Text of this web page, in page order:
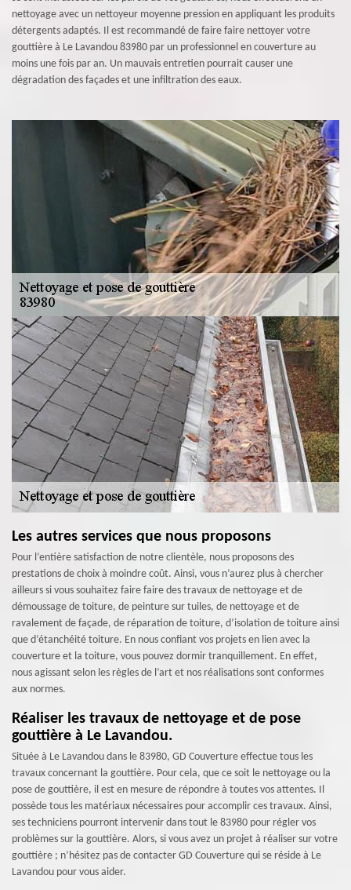
nettoyage avec un nettoyeur moyenne pression en appliquant les produits
détergents adaptés. Il est recommandé de faire faire nettoyer votre
gouttière à Le Lavandou 83980 par un professionnel en couverture au
moins une fois par an. Un mauvais entretien pourrait causer une
dégradation des façades et une infiltration des eaux.
Les autres services que nous proposons
Pour l’entière satisfaction de notre clientèle, nous proposons des
prestations de choix à moindre coût. Ainsi, vous n’aurez plus à chercher
ailleurs si vous souhaitez faire faire des travaux de nettoyage et de
démoussage de toiture, de peinture sur tuiles, de nettoyage et de
ravalement de façade, de réparation de toiture, d’isolation de toiture ainsi
que d’étanchéité toiture. En nous confiant vos projets en lien avec la
couverture et la toiture, vous pouvez dormir tranquillement. En effet,
nous agissant selon les règles de l’art et nos réalisations sont conformes
aux normes.
Réaliser les travaux de nettoyage et de pose
gouttière à Le Lavandou.
Située à Le Lavandou dans le 83980, GD Couverture effectue tous les
travaux concernant la gouttière. Pour cela, que ce soit le nettoyage ou la
pose de gouttière, il est en mesure de répondre à toutes vos attentes. Il
possède tous les matériaux nécessaires pour accomplir ces travaux. Ainsi,
ses techniciens pourront intervenir dans tout le 83980 pour régler vos
problèmes sur la gouttière. Alors, si vous avez un projet à réaliser sur votre
gouttière ; n’hésitez pas de contacter GD Couverture qui se réside à Le
Lavandou pour vous aider.